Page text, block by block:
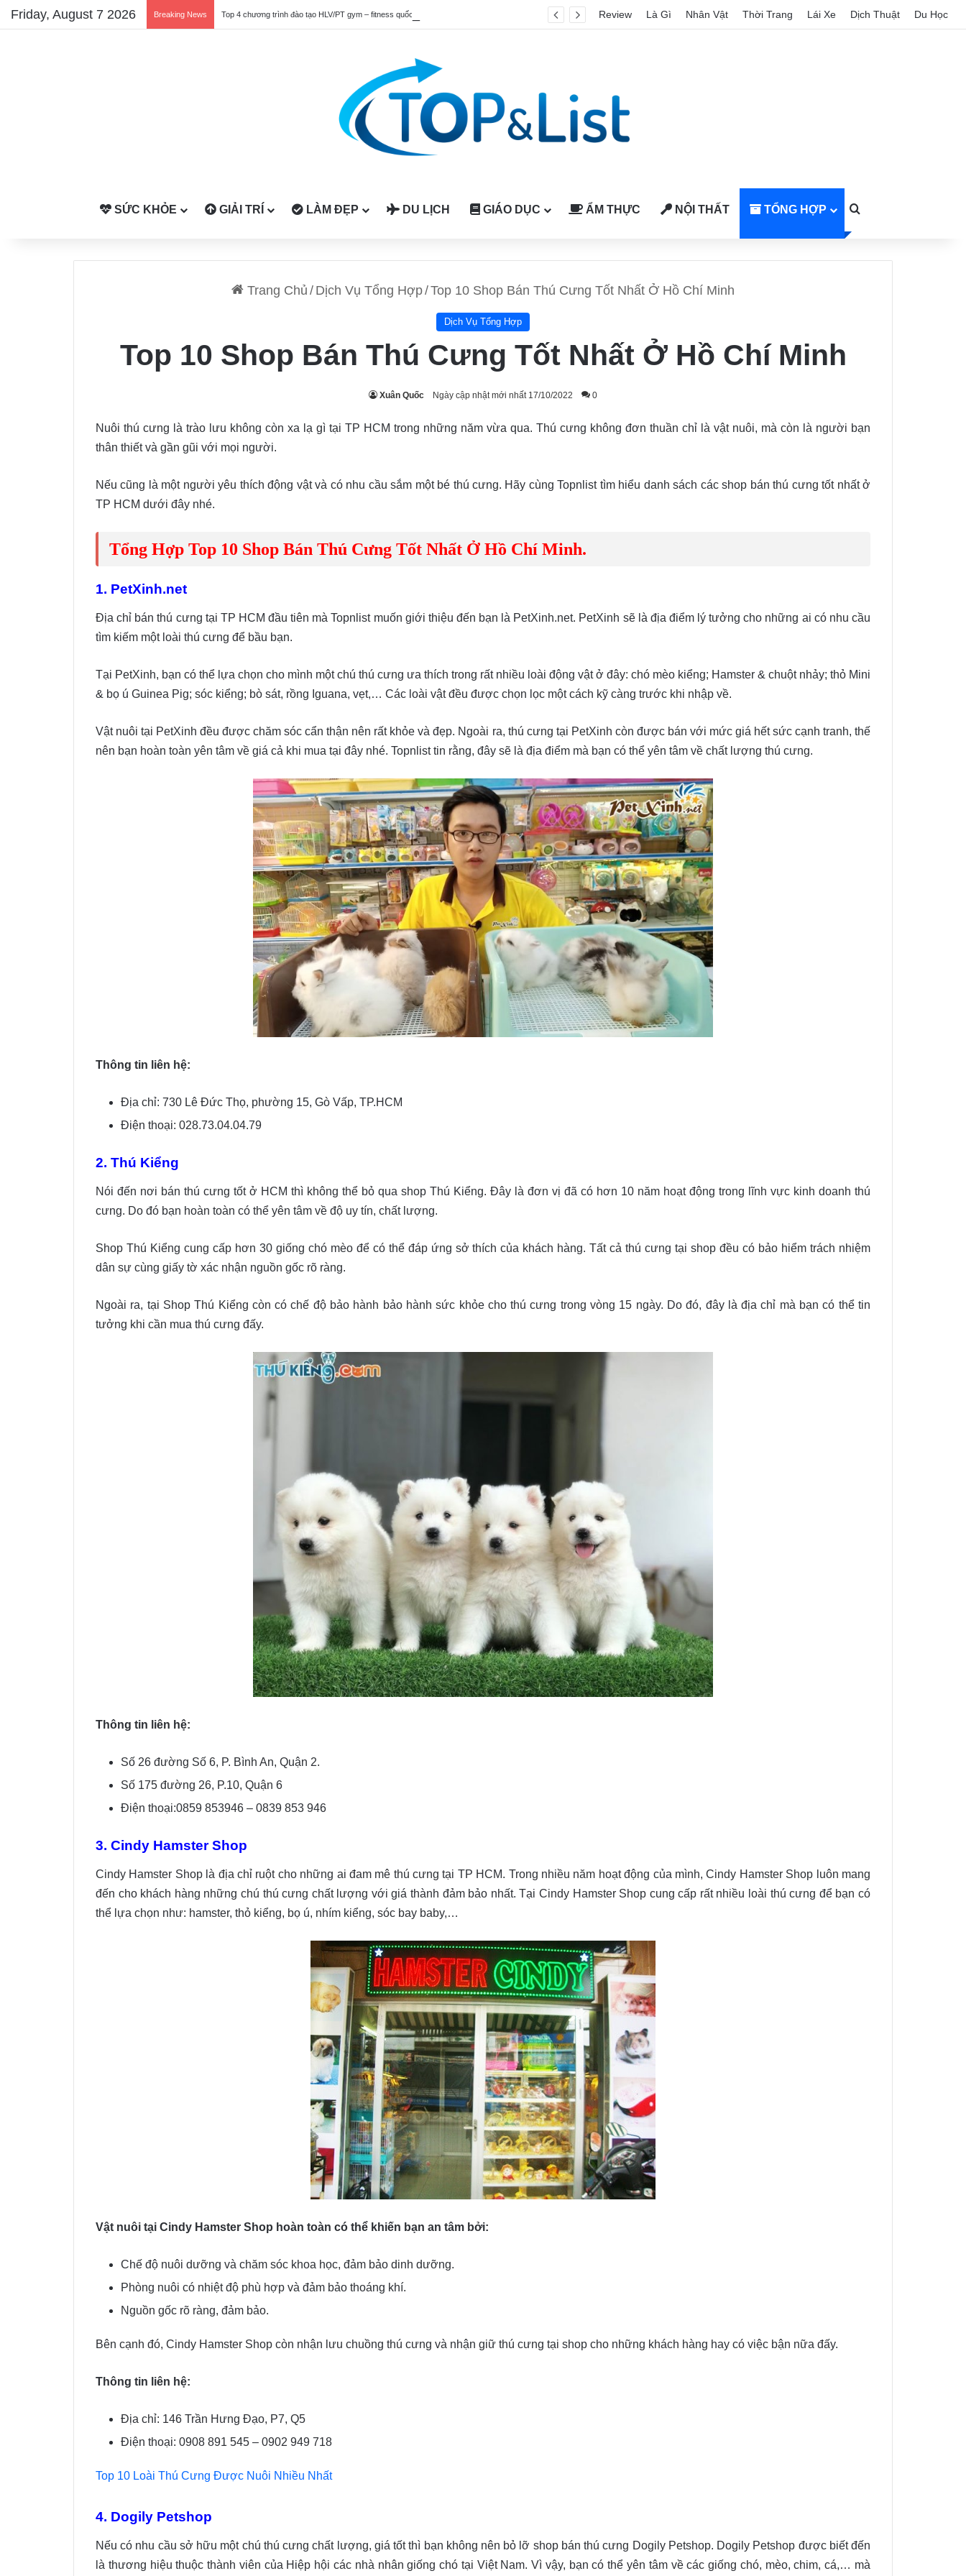
Friday, August 7 2026 Breaking News Top 4 chương trình đào tạo HLV/PT gym – fitness quốc tế được công nhận tại Việt Nam Review Là Gì Nhân Vật Thời Trang Lái Xe Dịch Thuật Du Học
SỨC KHỎE GIẢI TRÍ LÀM ĐẸP DU LỊCH GIÁO DỤC ẨM THỰC NỘI THẤT TỔNG HỢP
Trang Chủ / Dịch Vụ Tổng Hợp/Top 10 Shop Bán Thú Cưng Tốt Nhất Ở Hồ Chí Minh
Dịch Vụ Tổng Hợp
Top 10 Shop Bán Thú Cưng Tốt Nhất Ở Hồ Chí Minh
Xuân Quốc Ngày cập nhật mới nhất 17/10/2022 0
Nuôi thú cưng là trào lưu không còn xa lạ gì tại TP HCM trong những năm vừa qua. Thú cưng không đơn thuần chỉ là vật nuôi, mà còn là người bạn
thân thiết và gần gũi với mọi người.
Nếu cũng là một người yêu thích động vật và có nhu cầu sắm một bé thú cưng. Hãy cùng Topnlist tìm hiểu danh sách các shop bán thú cưng tốt nhất ở
TP HCM dưới đây nhé.
Tổng Hợp Top 10 Shop Bán Thú Cưng Tốt Nhất Ở Hồ Chí Minh.
1. PetXinh.net
Địa chỉ bán thú cưng tại TP HCM đầu tiên mà Topnlist muốn giới thiệu đến bạn là PetXinh.net. PetXinh sẽ là địa điểm lý tưởng cho những ai có nhu cầu
tìm kiếm một loài thú cưng để bầu bạn.
Tại PetXinh, bạn có thể lựa chọn cho mình một chú thú cưng ưa thích trong rất nhiều loài động vật ở đây: chó mèo kiểng; Hamster & chuột nhảy; thỏ Mini
& bọ ú Guinea Pig; sóc kiểng; bò sát, rồng Iguana, vẹt,… Các loài vật đều được chọn lọc một cách kỹ càng trước khi nhập về.
Vật nuôi tại PetXinh đều được chăm sóc cẩn thận nên rất khỏe và đẹp. Ngoài ra, thú cưng tại PetXinh còn được bán với mức giá hết sức cạnh tranh, thế
nên bạn hoàn toàn yên tâm về giá cả khi mua tại đây nhé. Topnlist tin rằng, đây sẽ là địa điểm mà bạn có thể yên tâm về chất lượng thú cưng.
Thông tin liên hệ:
Địa chỉ: 730 Lê Đức Thọ, phường 15, Gò Vấp, TP.HCM
Điện thoại: 028.73.04.04.79
2. Thú Kiểng
Nói đến nơi bán thú cưng tốt ở HCM thì không thể bỏ qua shop Thú Kiểng. Đây là đơn vị đã có hơn 10 năm hoạt động trong lĩnh vực kinh doanh thú
cưng. Do đó bạn hoàn toàn có thể yên tâm về độ uy tín, chất lượng.
Shop Thú Kiểng cung cấp hơn 30 giống chó mèo để có thể đáp ứng sở thích của khách hàng. Tất cả thú cưng tại shop đều có bảo hiểm trách nhiệm
dân sự cùng giấy tờ xác nhận nguồn gốc rõ ràng.
Ngoài ra, tại Shop Thú Kiểng còn có chế độ bảo hành bảo hành sức khỏe cho thú cưng trong vòng 15 ngày. Do đó, đây là địa chỉ mà bạn có thể tin
tưởng khi cần mua thú cưng đấy.
Thông tin liên hệ:
Số 26 đường Số 6, P. Bình An, Quận 2.
Số 175 đường 26, P.10, Quận 6
Điện thoại:0859 853946 – 0839 853 946
3. Cindy Hamster Shop
Cindy Hamster Shop là địa chỉ ruột cho những ai đam mê thú cưng tại TP HCM. Trong nhiều năm hoạt động của mình, Cindy Hamster Shop luôn mang
đến cho khách hàng những chú thú cưng chất lượng với giá thành đảm bảo nhất. Tại Cindy Hamster Shop cung cấp rất nhiều loài thú cưng để bạn có
thể lựa chọn như: hamster, thỏ kiểng, bọ ú, nhím kiểng, sóc bay baby,…
Vật nuôi tại Cindy Hamster Shop hoàn toàn có thể khiến bạn an tâm bởi:
Chế độ nuôi dưỡng và chăm sóc khoa học, đảm bảo dinh dưỡng.
Phòng nuôi có nhiệt độ phù hợp và đảm bảo thoáng khí.
Nguồn gốc rõ ràng, đảm bảo.
Bên cạnh đó, Cindy Hamster Shop còn nhận lưu chuồng thú cưng và nhận giữ thú cưng tại shop cho những khách hàng hay có việc bận nữa đấy.
Thông tin liên hệ:
Địa chỉ: 146 Trần Hưng Đạo, P7, Q5
Điện thoại: 0908 891 545 – 0902 949 718
Top 10 Loài Thú Cưng Được Nuôi Nhiều Nhất
4. Dogily Petshop
Nếu có nhu cầu sở hữu một chú thú cưng chất lượng, giá tốt thì bạn không nên bỏ lỡ shop bán thú cưng Dogily Petshop. Dogily Petshop được biết đến
là thương hiệu thuộc thành viên của Hiệp hội các nhà nhân giống chó tại Việt Nam. Vì vậy, bạn có thể yên tâm về các giống chó, mèo, chim, cá,… mà